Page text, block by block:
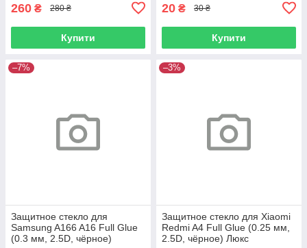
260 ₴ 280 ₴
Купити
20 ₴ 30 ₴
Купити
–7%
Защитное стекло для
Samsung A166 A16 Full Glue
(0.3 мм, 2.5D, чёрное)
–3%
Защитное стекло для Xiaomi
Redmi A4 Full Glue (0.25 мм,
2.5D, чёрное) Люкс